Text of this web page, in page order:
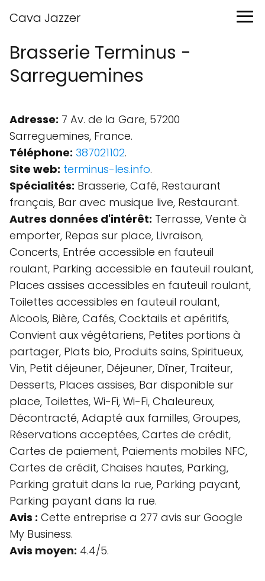
Cava Jazzer
Brasserie Terminus -
Sarreguemines
Adresse: 7 Av. de la Gare, 57200
Sarreguemines, France.
Téléphone: 387021102.
Site web: terminus-les.info.
Spécialités: Brasserie, Café, Restaurant
français, Bar avec musique live, Restaurant.
Autres données d'intérêt: Terrasse, Vente à
emporter, Repas sur place, Livraison,
Concerts, Entrée accessible en fauteuil
roulant, Parking accessible en fauteuil roulant,
Places assises accessibles en fauteuil roulant,
Toilettes accessibles en fauteuil roulant,
Alcools, Bière, Cafés, Cocktails et apéritifs,
Convient aux végétariens, Petites portions à
partager, Plats bio, Produits sains, Spiritueux,
Vin, Petit déjeuner, Déjeuner, Dîner, Traiteur,
Desserts, Places assises, Bar disponible sur
place, Toilettes, Wi-Fi, Wi-Fi, Chaleureux,
Décontracté, Adapté aux familles, Groupes,
Réservations acceptées, Cartes de crédit,
Cartes de paiement, Paiements mobiles NFC,
Cartes de crédit, Chaises hautes, Parking,
Parking gratuit dans la rue, Parking payant,
Parking payant dans la rue.
Avis : Cette entreprise a 277 avis sur Google
My Business.
Avis moyen: 4.4/5.